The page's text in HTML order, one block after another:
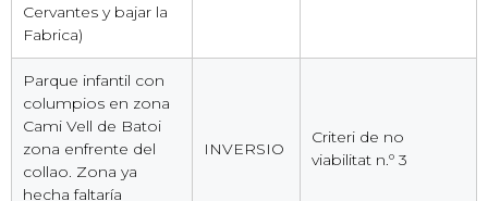
Cervantes y bajar la
Fabrica)
Parque infantil con
columpios en zona
Cami Vell de Batoi
zona enfrente del
collao. Zona ya
hecha faltaría
INVERSIO
Criteri de no
viabilitat n.º 3